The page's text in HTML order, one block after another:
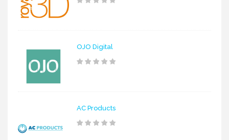
OJO Digital
AC Products